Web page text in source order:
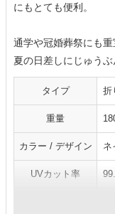
にもとても便利。
通学や冠婚葬祭にも
夏の日差しにじゅう
タイプ 折
重量
カラー / デザイン ネ
UVカット率